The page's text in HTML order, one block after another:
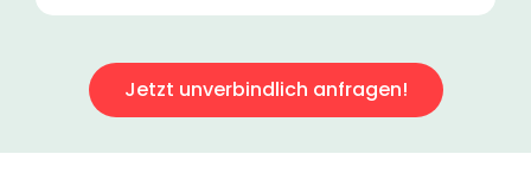
Jetzt unverbindlich anfragen!